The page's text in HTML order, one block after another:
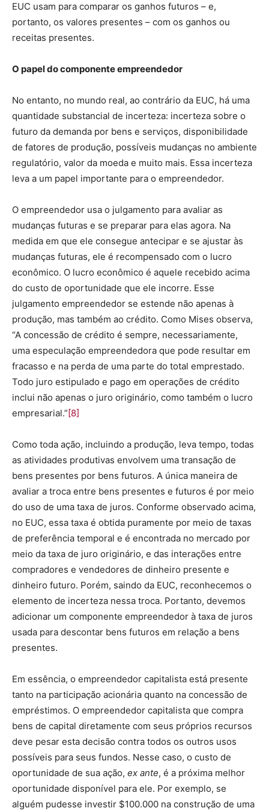
EUC usam para comparar os ganhos futuros – e,
portanto, os valores presentes – com os ganhos ou
receitas presentes.
O papel do componente empreendedor
No entanto, no mundo real, ao contrário da EUC, há uma
quantidade substancial de incerteza: incerteza sobre o
futuro da demanda por bens e serviços, disponibilidade
de fatores de produção, possíveis mudanças no ambiente
regulatório, valor da moeda e muito mais. Essa incerteza
leva a um papel importante para o empreendedor.
O empreendedor usa o julgamento para avaliar as
mudanças futuras e se preparar para elas agora. Na
medida em que ele consegue antecipar e se ajustar às
mudanças futuras, ele é recompensado com o lucro
econômico. O lucro econômico é aquele recebido acima
do custo de oportunidade que ele incorre. Esse
julgamento empreendedor se estende não apenas à
produção, mas também ao crédito. Como Mises observa,
“A concessão de crédito é sempre, necessariamente,
uma especulação empreendedora que pode resultar em
fracasso e na perda de uma parte do total emprestado.
Todo juro estipulado e pago em operações de crédito
inclui não apenas o juro originário, como também o lucro
empresarial.” [8]
Como toda ação, incluindo a produção, leva tempo, todas
as atividades produtivas envolvem uma transação de
bens presentes por bens futuros. A única maneira de
avaliar a troca entre bens presentes e futuros é por meio
do uso de uma taxa de juros. Conforme observado acima,
no EUC, essa taxa é obtida puramente por meio de taxas
de preferência temporal e é encontrada no mercado por
meio da taxa de juro originário, e das interações entre
compradores e vendedores de dinheiro presente e
dinheiro futuro. Porém, saindo da EUC, reconhecemos o
elemento de incerteza nessa troca. Portanto, devemos
adicionar um componente empreendedor à taxa de juros
usada para descontar bens futuros em relação a bens
presentes.
Em essência, o empreendedor capitalista está presente
tanto na participação acionária quanto na concessão de
empréstimos. O empreendedor capitalista que compra
bens de capital diretamente com seus próprios recursos
deve pesar esta decisão contra todos os outros usos
possíveis para seus fundos. Nesse caso, o custo de
oportunidade de sua ação, ex ante, é a próxima melhor
oportunidade disponível para ele. Por exemplo, se
alguém pudesse investir $100.000 na construção de uma